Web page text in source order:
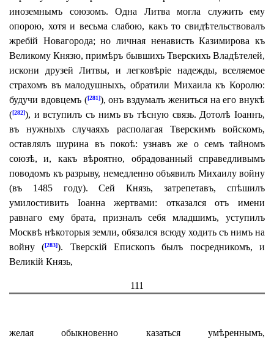
иноземнымъ союзомъ. Одна Литва могла служить ему
опорою, хотя и весьма слабою, какъ то свидѣтельствовалъ
жребій Новагорода; но личная ненависть Казимирова къ
Великому Князю, примѣръ бывшихъ Тверскихъ Владѣтелей,
искони друзей Литвы, и легковѣріе надежды, вселяемое
страхомъ въ малодушныхъ, обратили Михаила къ Королю:
будучи вдовцемъ ([281]), онъ вздумалъ жениться на его внукѣ
([282]), и вступилъ съ нимъ въ тѣсную связь. Дотолѣ Іоаннъ,
въ нужныхъ случаяхъ располагая Тверскимъ войскомъ,
оставлялъ шурина въ покоѣ: узнавъ же о семъ тайномъ
союзѣ, и, какъ вѣроятно, обрадованный справедливымъ
поводомъ къ разрыву, немедленно объявилъ Михаилу войну
(въ 1485 году). Сей Князь, затрепетавъ, спѣшилъ
умилостивить Іоанна жертвами: отказался отъ имени
равнаго ему брата, призналъ себя младшимъ, уступилъ
Москвѣ нѣкоторыя земли, обязался всюду ходить съ нимъ на
войну ([283]). Тверскій Епископъ былъ посредникомъ, и
Великій Князь,
111
желая обыкновенно казаться умѣреннымъ,